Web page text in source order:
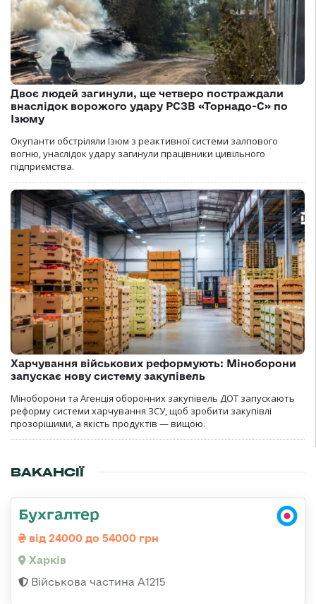
Двоє людей загинули, ще четверо постраждали
внаслідок ворожого удару РСЗВ «Торнадо-С» по
Ізюму
Окупанти обстріляли Ізюм з реактивної системи залпового
вогню, унаслідок удару загинули працівники цивільного
підприємства.
Харчування військових реформують: Міноборони
запускає нову систему закупівель
Міноборони та Агенція оборонних закупівель ДОТ запускають
реформу системи харчування ЗСУ, щоб зробити закупівлі
прозорішими, а якість продуктів — вищою.
ВАКАНСІЇ
Бухгалтер
від 24000 до 54000 грн
Харків
Військова частина А1215